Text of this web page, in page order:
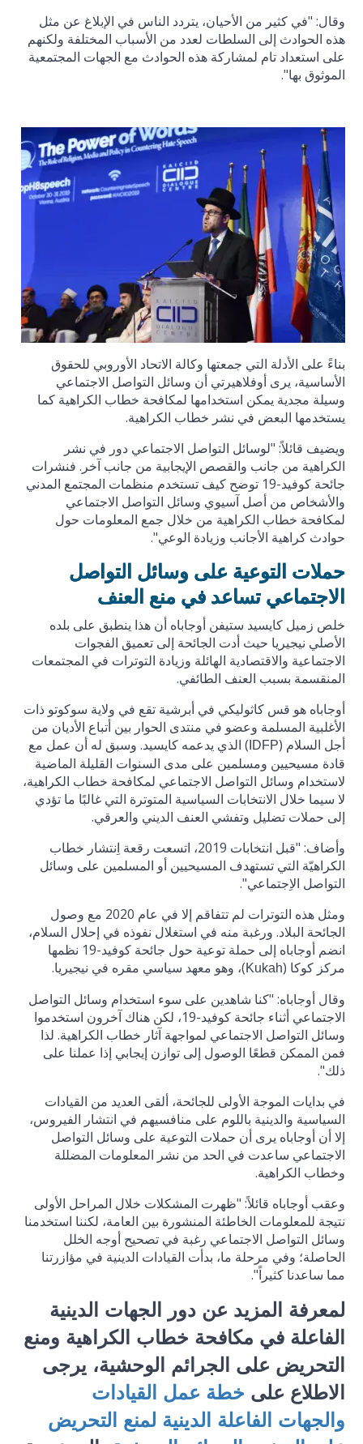
وقال: "في كثير من الأحيان، يتردد الناس في الإبلاغ عن مثل
هذه الحوادث إلى السلطات لعدد من الأسباب المختلفة ولكنهم
على استعداد تام لمشاركة هذه الحوادث مع الجهات المجتمعية
الموثوق بها".
بناءً على الأدلة التي جمعتها وكالة الاتحاد الأوروبي للحقوق
الأساسية، يرى أوفلاهيرتي أن وسائل التواصل الاجتماعي
وسيلة مجدية يمكن استخدامها لمكافحة خطاب الكراهية كما
يستخدمها البعض في نشر خطاب الكراهية.
ويضيف قائلاً: "لوسائل التواصل الاجتماعي دور في نشر
الكراهية من جانب والقصص الإيجابية من جانب آخر. فنشرات
جائحة كوفيد-19 توضح كيف تستخدم منظمات المجتمع المدني
والأشخاص من أصل آسيوي وسائل التواصل الاجتماعي
لمكافحة خطاب الكراهية من خلال جمع المعلومات حول
حوادث كراهية الأجانب وزيادة الوعي".
حملات التوعية على وسائل التواصل
الاجتماعي تساعد في منع العنف
خلص زميل كايسيد ستيفن أوجاباه أن هذا ينطبق على بلده
الأصلي نيجيريا حيث أدت الجائحة إلى تعميق الفجوات
الاجتماعية والاقتصادية الهائلة وزيادة التوترات في المجتمعات
المنقسمة بسبب العنف الطائفي.
أوجاباه هو قس كاثوليكي في أبرشية تقع في ولاية سوكوتو ذات
الأغلبية المسلمة وعضو في منتدى الحوار بين أتباع الأديان من
أجل السلام (IDFP ) الذي يدعمه كايسيد. وسبق له أن عمل مع
قادة مسيحيين ومسلمين على مدى السنوات القليلة الماضية
لاستخدام وسائل التواصل الاجتماعي لمكافحة خطاب الكراهية،
لا سيما خلال الانتخابات السياسية المتوترة التي غالبًا ما تؤدي
إلى حملات تضليل وتفشي العنف الديني والعرقي.
وأضاف: "قبل انتخابات 2019، اتسعت رقعة اِنتشار خطاب
الكراهيّة التي تستهدف المسيحيين أو المسلمين على وسائل
التواصل الاِجتماعي".
ومثل هذه التوترات لم تتفاقم إلا في عام 2020 مع وصول
الجائحة البلاد. ورغبة منه في استغلال نفوذه في إحلال السلام،
انضم أوجاباه إلى حملة توعية حول جائحة كوفيد-19 نظمها
مركز كوكا (Kukah)، وهو معهد سياسي مقره في نيجيريا.
وقال أوجاباه: "كنا شاهدين على سوء استخدام وسائل التواصل
الاجتماعي أثناء جائحة كوفيد-19، لكن هناك آخرون استخدموا
وسائل التواصل الاجتماعي لمواجهة آثار خطاب الكراهية. لذا
فمن الممكن قطعًا الوصول إلى توازن إيجابي إذا عملنا على
ذلك".
في بدايات الموجة الأولى للجائحة، ألقى العديد من القيادات
السياسية والدينية باللوم على منافسيهم في انتشار الفيروس،
إلا أن أوجاباه يرى أن حملات التوعية على وسائل التواصل
الاجتماعي ساعدت في الحد من نشر المعلومات المضللة
وخطاب الكراهية.
وعقب أوجاباه قائلاً: "ظهرت المشكلات خلال المراحل الأولى
نتيجة للمعلومات الخاطئة المنشورة بين العامة، لكننا استخدمنا
وسائل التواصل الاجتماعي رغبة في تصحيح أوجه الخلل
الحاصلة؛ وفي مرحلة ما، بدأت القيادات الدينية في مؤازرتنا
مما ساعدنا كثيراً".
لمعرفة المزيد عن دور الجهات الدينية
الفاعلة في مكافحة خطاب الكراهية ومنع
التحريض على الجرائم الوحشية، يرجى
الاطلاع على خطة عمل القيادات
والجهات الفاعلة الدينية لمنع التحريض